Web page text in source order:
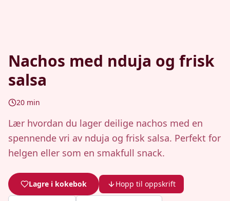
Nachos med nduja og frisk
salsa
20 min
Lær hvordan du lager deilige nachos med en
spennende vri av nduja og frisk salsa. Perfekt for
helgen eller som en smakfull snack.
Lagre i kokebok Hopp til oppskrift